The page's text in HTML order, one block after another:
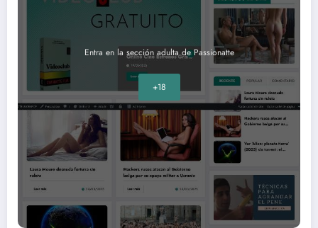
Entra en la sección adulta de Passionatte
+18